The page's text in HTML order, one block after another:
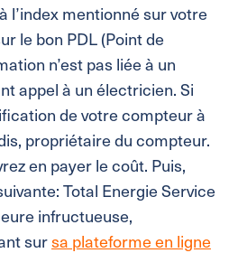
l’index mentionné sur votre
le bon PDL (Point de
n’est pas liée à un
appel à un électricien. Si
de votre compteur à
propriétaire du compteur.
en payer le coût. Puis,
Total Energie Service
infructueuse,
sursa plateforme en ligne